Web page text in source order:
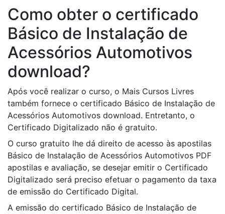
Como obter o certificado
Básico de Instalação de
Acessórios Automotivos
download?
Após você realizar o curso, o Mais Cursos Livres
também fornece o certificado Básico de Instalação de
Acessórios Automotivos download. Entretanto, o
Certificado Digitalizado não é gratuito.
O curso gratuito lhe dá direito de acesso às apostilas
Básico de Instalação de Acessórios Automotivos PDF
apostilas e avaliação, se desejar emitir o Certificado
Digitalizado será preciso efetuar o pagamento da taxa
de emissão do Certificado Digital.
A emissão do certificado Básico de Instalação de